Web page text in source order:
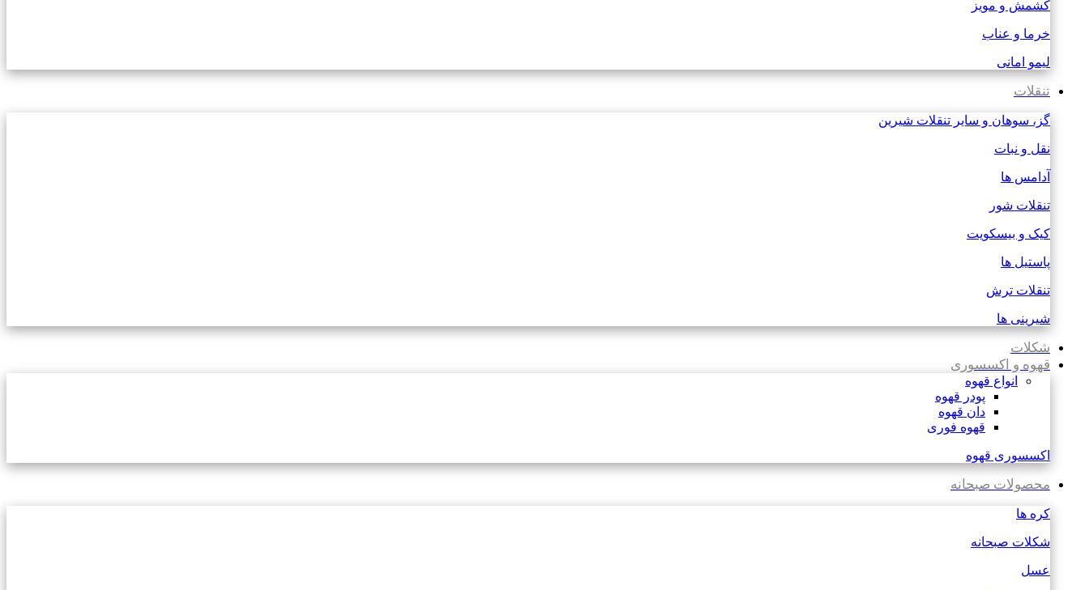
کشمش و مویز
خرما و عناب
لیمو امانی
تنقلات
گز، سوهان و سایر تنقلات شیرین
نقل و نبات
آدامس ها
تنقلات شور
کیک و بیسکویت
پاستیل ها
تنقلات ترش
شیرینی ها
شکلات
قهوه و اکسسوری
انواع قهوه
پودر قهوه
دان قهوه
قهوه فوری
اکسسوری قهوه
محصولات صبحانه
کره ها
شکلات صبحانه
عسل